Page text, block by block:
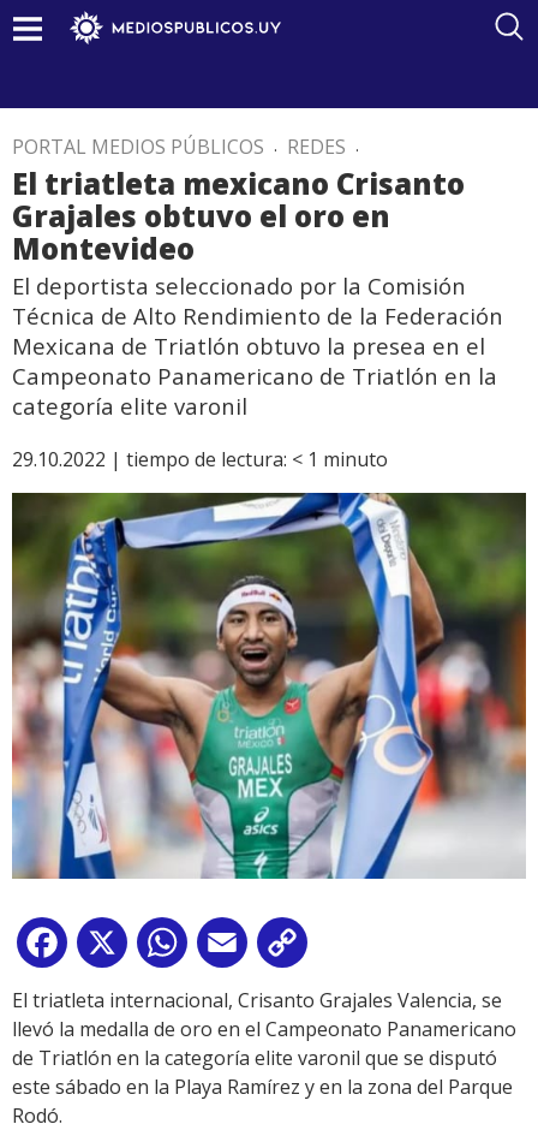
PORTAL MEDIOS PÚBLICOS . REDES .
El triatleta mexicano Crisanto
Grajales obtuvo el oro en
Montevideo
El deportista seleccionado por la Comisión
Técnica de Alto Rendimiento de la Federación
Mexicana de Triatlón obtuvo la presea en el
Campeonato Panamericano de Triatlón en la
categoría elite varonil
29.10.2022 | tiempo de lectura: < 1 minuto
Facebook
X WhatsApp
Email
Link
El triatleta internacional, Crisanto Grajales Valencia, se
llevó la medalla de oro en el Campeonato Panamericano
de Triatlón en la categoría elite varonil que se disputó
este sábado en la Playa Ramírez y en la zona del Parque
Rodó.